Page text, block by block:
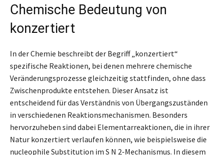
Chemische Bedeutung von
konzertiert
In der Chemie beschreibt der Begriff „konzertiert“
spezifische Reaktionen, bei denen mehrere chemische
Veränderungsprozesse gleichzeitig stattfinden, ohne dass
Zwischenprodukte entstehen. Dieser Ansatz ist
entscheidend für das Verständnis von Übergangszuständen
in verschiedenen Reaktionsmechanismen. Besonders
hervorzuheben sind dabei Elementarreaktionen, die in ihrer
Natur konzertiert verlaufen können, wie beispielsweise die
nucleophile Substitution im S N 2-Mechanismus. In diesem